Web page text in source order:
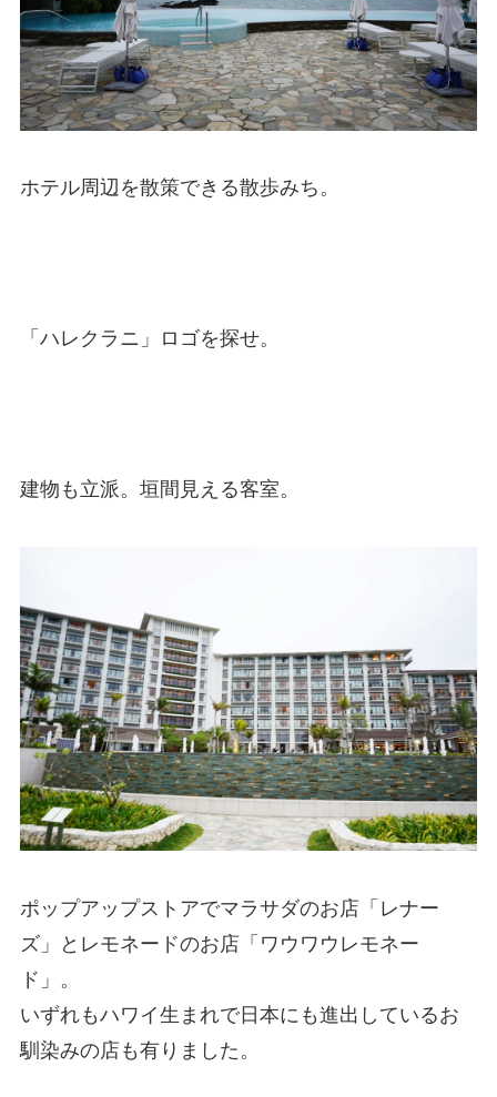
ホテル周辺を散策できる散歩みち。
「ハレクラニ」ロゴを探せ。
建物も立派。垣間見える客室。
ポップアップストアでマラサダのお店「レナー
ズ」とレモネードのお店「ワウワウレモネー
ド」。
いずれもハワイ生まれで日本にも進出しているお
馴染みの店も有りました。